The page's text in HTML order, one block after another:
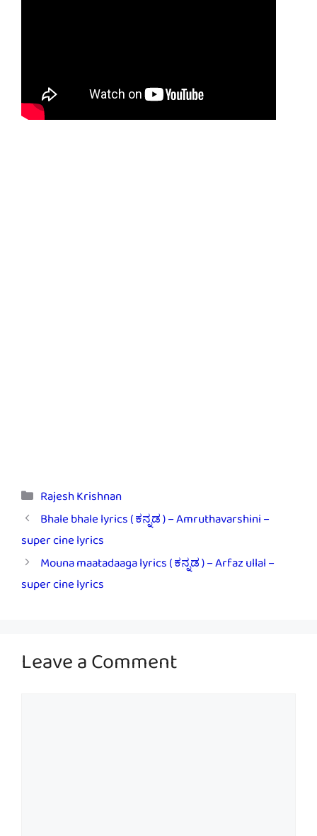
Categories
Rajesh Krishnan
Bhale bhale lyrics ( ಕನ್ನಡ ) – Amruthavarshini –
super cine lyrics
Mouna maatadaaga lyrics ( ಕನ್ನಡ ) – Arfaz ullal –
super cine lyrics
Leave a Comment